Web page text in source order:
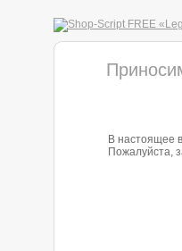
В настоящее
Пожалуйста,